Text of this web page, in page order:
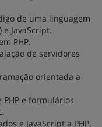
de uma linguagem
e JavaScript.
PHP.
de servidores
orientada a
e formulários
e JavaScript a PHP.